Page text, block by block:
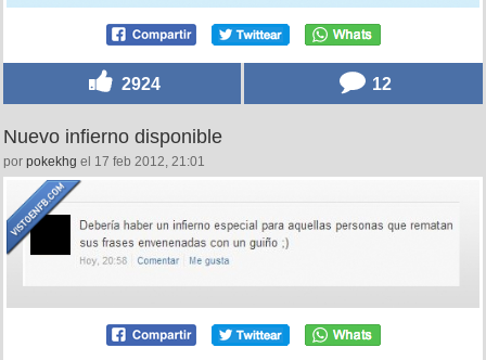
2924 12
Nuevo infierno disponible
por pokekhg el 17 feb 2012, 21:01